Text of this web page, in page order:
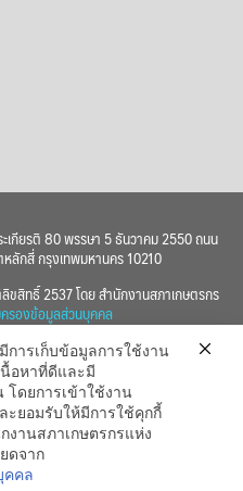
เกียรติ 80 พรรษา 5 ธันวาคม 2550 ถนน
ลักสี่ กรุงเทพมหานคร 10210
ทธิ์ 2537 โดย สำนักงานสภาเกษตรกร
รองข้อมูลส่วนบุคคล
การเก็บข้อมูลการใช้งาน
นื้อหาที่ดีและมี
ดยการเข้าใช้งาน
ยอมรับให้มีการใช้คุกกี้
งานสภาเกษตรกรแห่ง
ดจาก
คคล